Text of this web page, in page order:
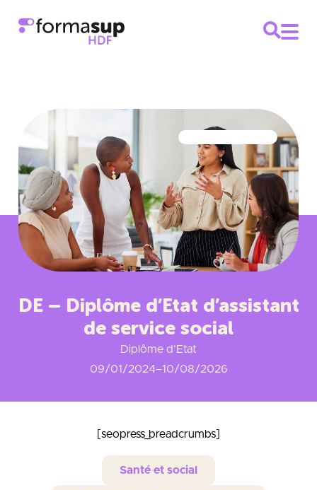
DE – Diplôme d’Etat d’assistant
de service social
Diplôme d’Etat
09/01/2024–10/08/2026
[seopress_breadcrumbs]
Santé et social